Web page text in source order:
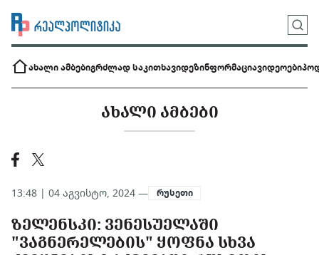
ახალი ამბებიგრძლად საკითხავიდეზინფორმაციავიდეოები
ᲐᲮᲐᲚᲘ ᲐᲛᲑᲔᲑᲘ
13:48 | 04 აგვისტო, 2024 — რუსეთი
ᲖᲔᲚᲔᲜᲡᲙᲘ: ᲕᲔᲜᲔᲡᲣᲔᲚᲐᲨᲘ
"ᲕᲐᲒᲜᲔᲠᲔᲚᲔᲑᲘᲡ" ᲧᲝᲤᲜᲐ ​​ᲡᲮᲕᲐ